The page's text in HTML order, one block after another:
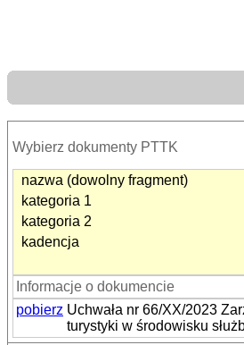
Wybierz dokumenty PTTK
nazwa (dowolny fragment)
kategoria 1
kategoria 2
kadencja
Informacje o dokumencie
pobierz Uchwała nr 66/XX/2023
turystyki w środowisku